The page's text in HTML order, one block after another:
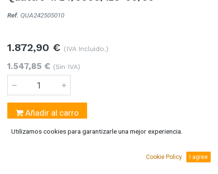
Ref. QUA242505010
1.872,90 € (IVA Incluido.)
1.547,85 € (Sin IVA)
Añadir al carro
Temporalmente sin existencias
Se puede solicitar bajo pedido 5-10 días laborables
Utilizamos cookies para garantizarle una mejor experiencia.
Cookie Policy I agree